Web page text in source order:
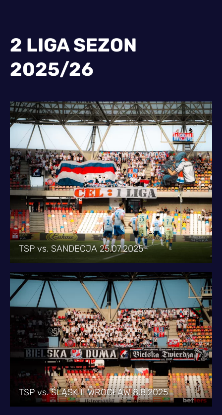
2 LIGA SEZON
2025/26
TSP vs. SANDECJA 25.07.2025
TSP vs. ŚLĄSK II WROCŁAW 8.8.2025